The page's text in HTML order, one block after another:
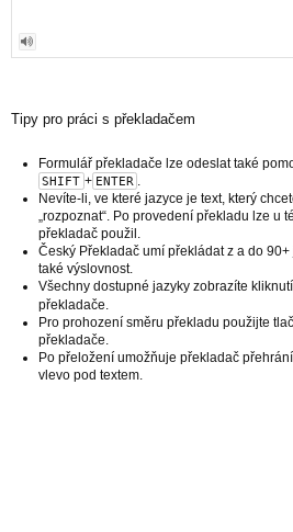
Tipy pro práci s překladačem
Formulář překladače lze odeslat také
SHIFT + ENTER .
Nevíte-li, ve které jazyce je text, který
„rozpoznat“. Po provedení překladu lze u
překladač použil.
Český Překladač umí překládat z a do
také výslovnost.
Všechny dostupné jazyky zobrazíte
překladače.
Pro prohození směru překladu použijte
překladače.
Po přeložení umožňuje překladač
vlevo pod textem.